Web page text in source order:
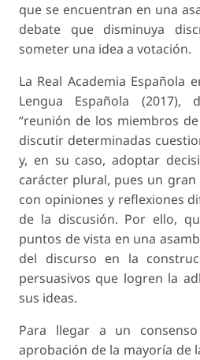
que se encuentran en una
debate que disminuya
someter una idea a votación.
La Real Academia Española
Lengua Española (2017),
“reunión de los miembros
discutir determinadas
y, en su caso, adoptar
carácter plural, pues un
con opiniones y reflexiones
de la discusión. Por ello,
puntos de vista en una
del discurso en la
persuasivos que logren la
sus ideas.
Para llegar a un
aprobación de la mayoría de